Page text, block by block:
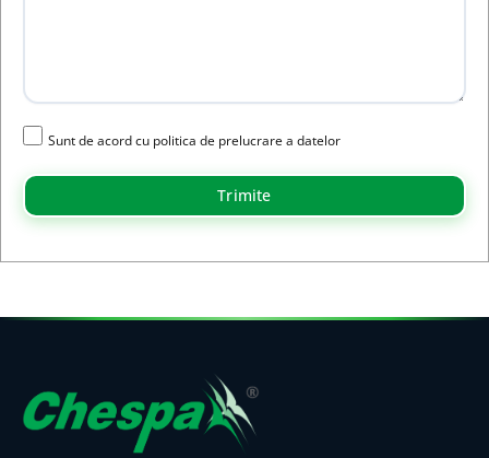
Sunt de acord cu politica de prelucrare a datelor
Trimite